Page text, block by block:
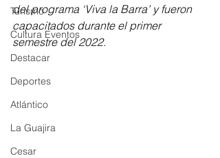
Turismo
Cultura Eventos
Destacar
Deportes
Atlántico
La Guajira
Cesar
del programa ‘Viva la Barra’ y fueron
capacitados durante el primer
semestre del 2022.